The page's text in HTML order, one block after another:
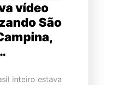
vídeo
São
inteiro estava